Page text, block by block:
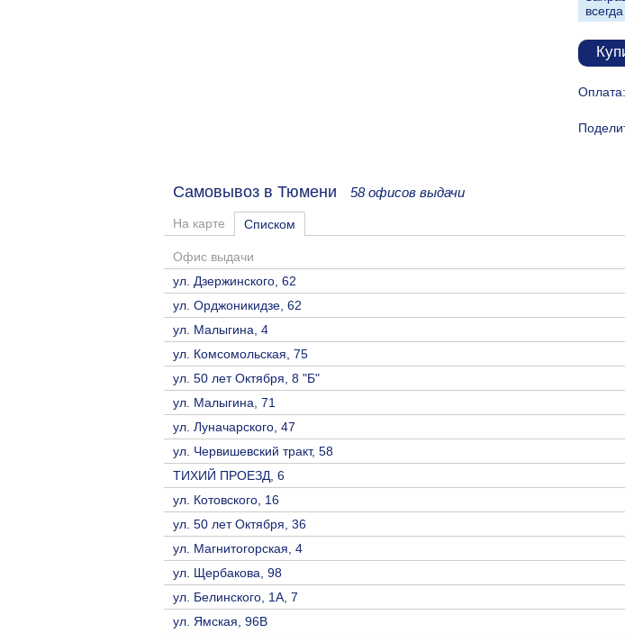
Оплата:
Самовывоз в Тюмени 58 офисов выдачи
На карте Списком
Офис выдачи
ул. Дзержинского, 62
ул. Орджоникидзе, 62
ул. Малыгина, 4
ул. Комсомольская, 75
ул. 50 лет Октября, 8 "Б"
ул. Малыгина, 71
ул. Луначарского, 47
ул. Червишевский тракт, 58
ТИХИЙ ПРОЕЗД, 6
ул. Котовского, 16
ул. 50 лет Октября, 36
ул. Магнитогорская, 4
ул. Щербакова, 98
ул. Белинского, 1А, 7
ул. Ямская, 96В